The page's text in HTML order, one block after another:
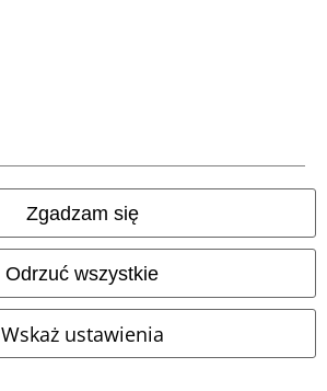
Zgadzam się
Odrzuć wszystkie
Wskaż ustawienia
Wysyłka